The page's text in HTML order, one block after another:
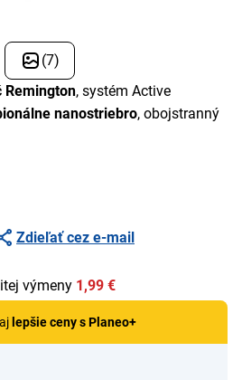
(7)
Remington, systém Active
nanostriebro, obojstranný
Zdieľať cez e-mail
výmeny 1,99 €
lepšie ceny s Planeo+